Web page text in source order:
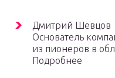
Дмитрий Шевцов
Основатель
из пионеров в
Подробнее